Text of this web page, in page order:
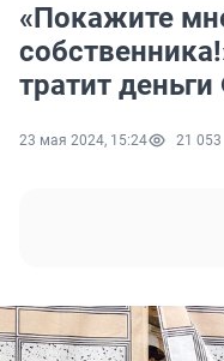
«Покажите
тратит
23 мая 2024, 15:24 21 053